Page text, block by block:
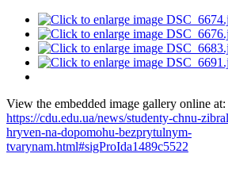
View the embedded image gallery online at:
https://cdu.edu.ua/news/studenty-chnu-
hryven-na-dopomohu-bezprytulnym-
tvarynam.html#sigProIda1489c5522